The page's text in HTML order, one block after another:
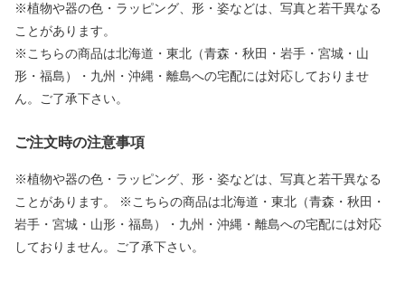
※植物や器の色・ラッピング、形・姿などは、写真と若干異なる
ことがあります。
※こちらの商品は北海道・東北（青森・秋田・岩手・宮城・山
形・福島）・九州・沖縄・離島への宅配には対応しておりませ
ん。ご了承下さい。
ご注文時の注意事項
※植物や器の色・ラッピング、形・姿などは、写真と若干異なる
ことがあります。 ※こちらの商品は北海道・東北（青森・秋田・
岩手・宮城・山形・福島）・九州・沖縄・離島への宅配には対応
しておりません。ご了承下さい。